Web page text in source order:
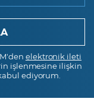
elektronik ileti
işlenmesine ilişkin
ediyorum.